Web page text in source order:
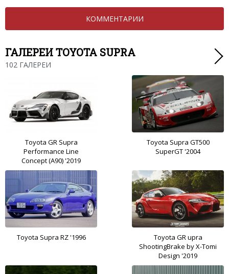
КОММЕНТАРИИ
ГАЛЕРЕИ TOYOTA SUPRA
102 ГАЛЕРЕИ
Toyota GR Supra
Performance Line
Concept (A90) '2019
Toyota Supra GT500
SuperGT '2004
Toyota Supra RZ '1996
Toyota GR upra
ShootingBrake by X-Tomi
Design '2019